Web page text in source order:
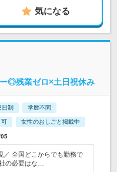
気になる
ー◎残業ゼロ×土日祝休み
制 学歴不問
可 女性のおしごと掲載中
／ 全国どこからでも勤務で
の必要はな…